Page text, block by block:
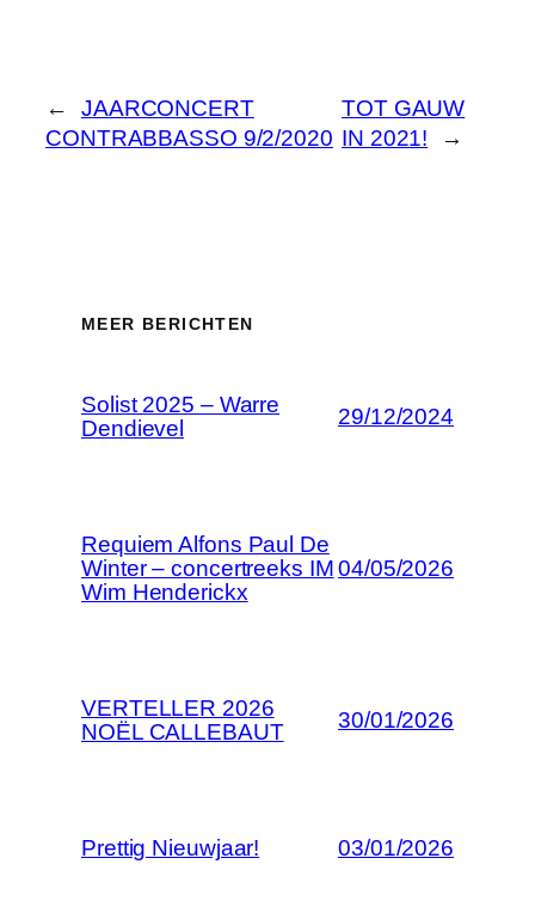
←
JAARCONCERT
CONTRABBASSO 9/2/2020
TOT GAUW
IN 2021!
→
MEER BERICHTEN
Solist 2025 – Warre
Dendievel
29/12/2024
Requiem Alfons Paul De
Winter – concertreeks IM
Wim Henderickx
04/05/2026
VERTELLER 2026
NOËL CALLEBAUT
30/01/2026
Prettig Nieuwjaar! 03/01/2026